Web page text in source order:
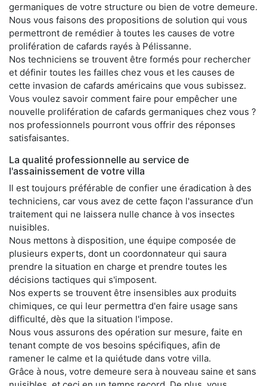
germaniques de votre structure ou bien de votre demeure.
Nous vous faisons des propositions de solution qui vous
permettront de remédier à toutes les causes de votre
prolifération de cafards rayés à Pélissanne.
Nos techniciens se trouvent être formés pour rechercher
et définir toutes les failles chez vous et les causes de
cette invasion de cafards américains que vous subissez.
Vous voulez savoir comment faire pour empêcher une
nouvelle prolifération de cafards germaniques chez vous ?
nos professionnels pourront vous offrir des réponses
satisfaisantes.
La qualité professionnelle au service de
l'assainissement de votre villa
Il est toujours préférable de confier une éradication à des
techniciens, car vous avez de cette façon l'assurance d'un
traitement qui ne laissera nulle chance à vos insectes
nuisibles.
Nous mettons à disposition, une équipe composée de
plusieurs experts, dont un coordonnateur qui saura
prendre la situation en charge et prendre toutes les
décisions tactiques qui s'imposent.
Nos experts se trouvent être insensibles aux produits
chimiques, ce qui leur permettra d'en faire usage sans
difficulté, dès que la situation l'impose.
Nous vous assurons des opération sur mesure, faite en
tenant compte de vos besoins spécifiques, afin de
ramener le calme et la quiétude dans votre villa.
Grâce à nous, votre demeure sera à nouveau saine et sans